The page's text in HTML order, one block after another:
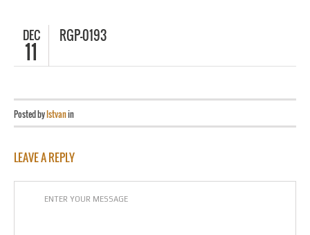
DEC
11
RGP-0193
Posted byIstvanin
LEAVE A REPLY